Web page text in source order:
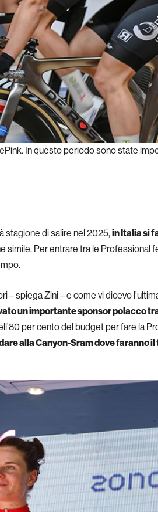
In questo periodo sono state
stagione di salire nel 2025,in Italia si
simile. Per entrare tra le Professional
– spiega Zini – e come vi dicevo
un importante sponsor polacco
per cento del budget per fare la
alla Canyon-Sram dove faranno